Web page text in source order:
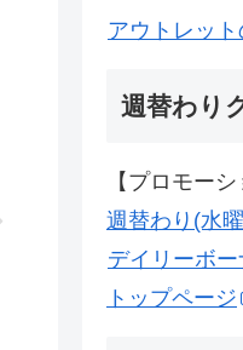
アウトレッ
週替わり
【プロモー
週替わり(水
デイリーボ
トップページ